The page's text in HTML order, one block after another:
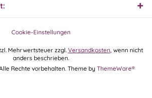
▼
Cookie-Einstellungen
Mehrwertsteuer zzgl. Versandkosten, wenn nicht
anders beschrieben.
Rechte vorbehalten. Theme by ThemeWare®